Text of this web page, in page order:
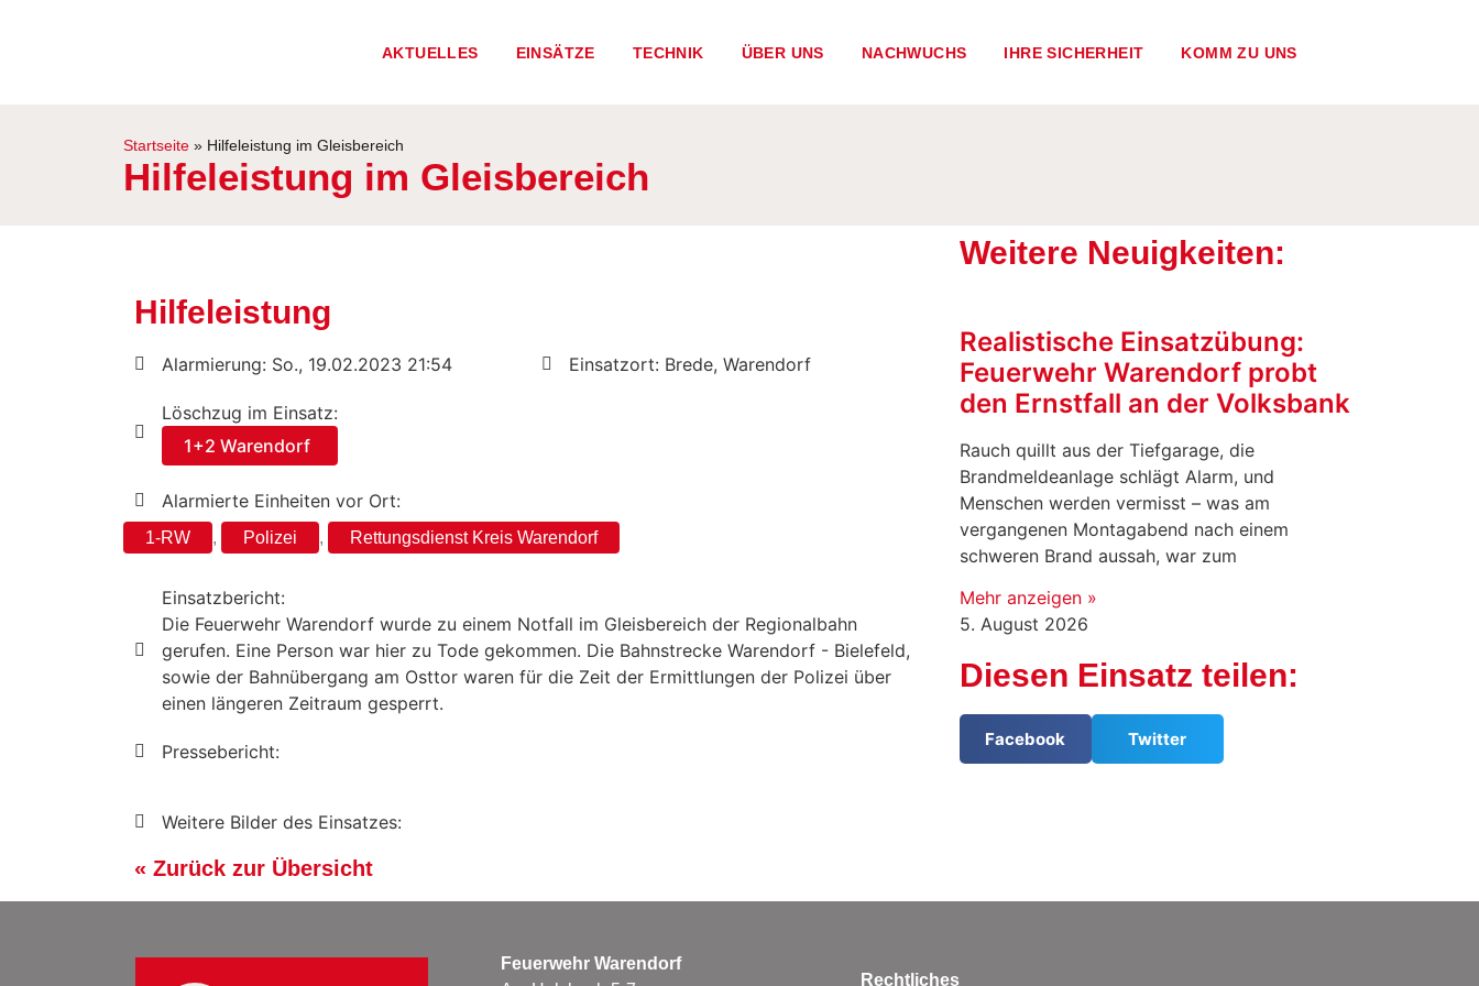
AKTUELLES EINSÄTZE TECHNIK ÜBER UNS NACHWUCHS IHRE SICHERHEIT KOMM ZU UNS
Startseite » Hilfeleistung im Gleisbereich
Hilfeleistung im Gleisbereich
Hilfeleistung
Alarmierung: So., 19.02.2023 21:54 Einsatzort: Brede, Warendorf
Löschzug im Einsatz:
1+2 Warendorf
Alarmierte Einheiten vor Ort:
1-RW , Polizei , Rettungsdienst Kreis Warendorf
Einsatzbericht:
Die Feuerwehr Warendorf wurde zu einem Notfall im Gleisbereich der Regionalbahn
gerufen. Eine Person war hier zu Tode gekommen. Die Bahnstrecke Warendorf - Bielefeld,
sowie der Bahnübergang am Osttor waren für die Zeit der Ermittlungen der Polizei über
einen längeren Zeitraum gesperrt.
Pressebericht:
Weitere Bilder des Einsatzes:
« Zurück zur Übersicht
Weitere Neuigkeiten:
Realistische Einsatzübung:
Feuerwehr Warendorf probt
den Ernstfall an der Volksbank
Rauch quillt aus der Tiefgarage, die
Brandmeldeanlage schlägt Alarm, und
Menschen werden vermisst – was am
vergangenen Montagabend nach einem
schweren Brand aussah, war zum
Mehr anzeigen »
5. August 2026
Diesen Einsatz teilen:
Facebook Twitter
Feuerwehr Warendorf
Rechtliches